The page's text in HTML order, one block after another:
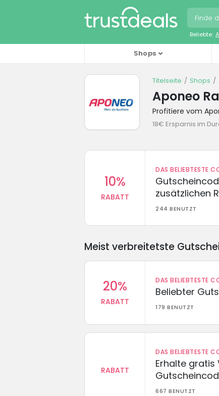
Beliebte:
Shops
Titelseite Shops
Aponeo
Profitiere vom
18€ Ersparnis im
10%
RABATT
DAS BELIEBTESTE
zusätzlichen
244 BENUTZT
Meist verbreitetste
20%
RABATT
DAS BELIEBTESTE
Beliebter
179 BENUTZT
RABATT
DAS BELIEBTESTE
Erhalte gratis
667 BENUTZT